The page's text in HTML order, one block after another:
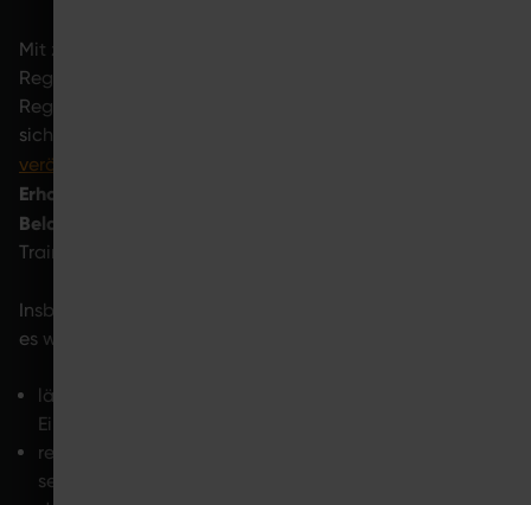
Mit zunehmendem Alter verändert sich die
Regenerationsfähigkeit des Körpers. Im Alter verläuft die
Regeneration nach Sport in der Regel langsamer, da
sich
verändern
Erholungszeiten
Belastung
Trainingsreize und ausreichende Pausen.
Insbesondere bei der
es wichtig,
längere Pausen zwischen intensiven
Einheiten einzulegen
regelmäßige, aber kontrollierte Trainingsreize zu
setzen